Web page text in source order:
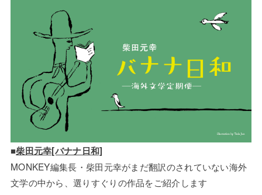
■柴田元幸[バナナ日和]
MONKEY編集長・柴田元幸がまだ翻訳のされていない海外
文学の中から、選りすぐりの作品をご紹介します